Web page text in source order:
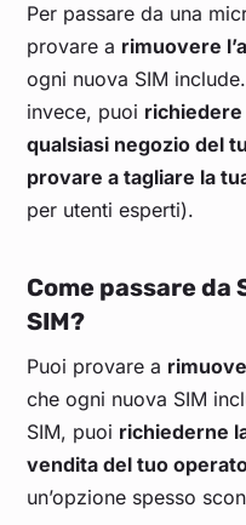
Per passare da una
provare a rimuovere
ogni nuova SIM
invece, puoi richiedere
qualsiasi negozio del
provare a tagliare la
per utenti esperti).
Come passare da
SIM?
Puoi provare a
che ogni nuova SIM
SIM, puoi richiederne
vendita del tuo
un’opzione spesso